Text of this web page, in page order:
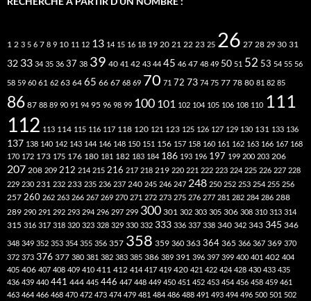
1 2 3 5 6 7 8 9 10 11 12 13 14 15 16 18 19 20 21 22 23 25 26 27 28 29 30 31
32 33 34 35 36 37 38 39 40 41 42 43 44 45 46 47 48 49 50 51 52 53 54 55 56
58 59 60 61 62 63 64 65 66 67 68 69 70 71 72 73 74 75 77 78 80 81 82 85
86 87 88 89 90 91 94 95 96 98 99 100 101 102 104 105 106 108 110 111
112 113 114 115 116 117 118 120 121 123 125 126 127 129 130 131 133 136
137 138 140 142 143 144 146 148 150 151 156 157 158 160 161 162 163 166 167 168
170 172 173 175 176 180 181 182 183 184 186 193 196 197 199 200 203 206
207 208 209 212 214 215 216 217 218 219 220 221 222 223 224 225 226 227 228
229 230 231 232 233 235 236 237 240 245 246 247 248 250 252 253 254 255 256
257 260 262 263 266 267 269 270 271 272 273 275 276 277 281 282 284 286 288
289 290 291 292 293 294 296 297 299 300 301 302 303 305 306 308 310 313 314
315 316 317 318 320 323 328 329 330 332 333 336 337 338 340 342 343 345 346
348 349 352 353 354 355 356 357 358 359 360 363 364 365 366 367 369 370
372 373 376 377 380 381 382 383 385 386 389 391 396 397 399 400 401 402 404
405 406 407 408 409 410 411 412 414 417 419 420 421 422 424 428 430 433 435
436 439 440 441 444 445 446 447 448 449 450 451 452 453 454 456 458 459 461
463 464 466 468 470 472 473 474 479 481 484 486 488 491 493 494 496 500 501 502